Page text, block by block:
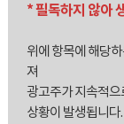
* 필독하지 않아
위에 항목에 해당
져
광고주가 지속적
상황이 발생됩니다.